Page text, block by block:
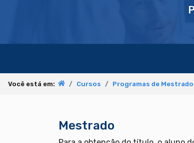
Você está em: Cursos Programas de
Mestrado